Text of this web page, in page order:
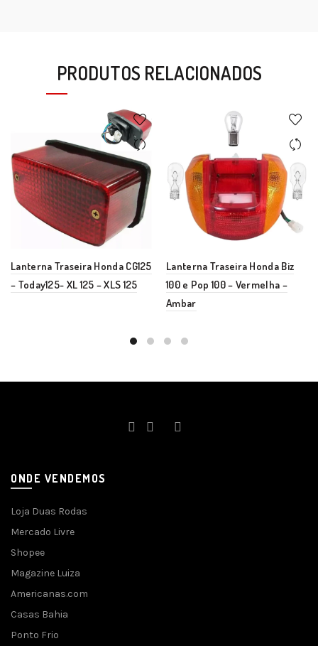
PRODUTOS RELACIONADOS
Lanterna Traseira Honda CG125
– Today125- XL 125 – XLS 125
Lanterna Traseira Honda Biz
100 e Pop 100 – Vermelha –
Ambar
ONDE VENDEMOS
Loja Duas Rodas
Mercado Livre
Shopee
Magazine Luiza
Americanas.com
Casas Bahia
Ponto Frio